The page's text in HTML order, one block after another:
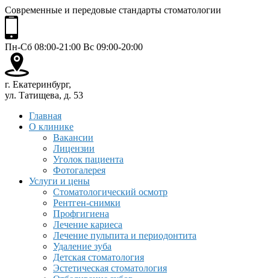
Современные и передовые стандарты стоматологии
Пн-Сб 08:00-21:00 Вс 09:00-20:00
г. Екатеринбург,
ул. Татищева, д. 53
Главная
О клинике
Вакансии
Лицензии
Уголок пациента
Фотогалерея
Услуги и цены
Стоматологический осмотр
Рентген-снимки
Профгигиена
Лечение кариеса
Лечение пульпита и периодонтита
Удаление зуба
Детская стоматология
Эстетическая стоматология